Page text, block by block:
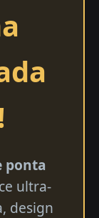
ponta
ultra-
design